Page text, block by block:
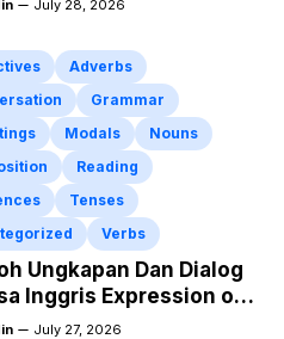
July 28, 2026
Adverbs
Grammar
Modals
Nouns
Reading
Tenses
Verbs
Ungkapan Dan Dialog
Inggris Expression of
July 27, 2026